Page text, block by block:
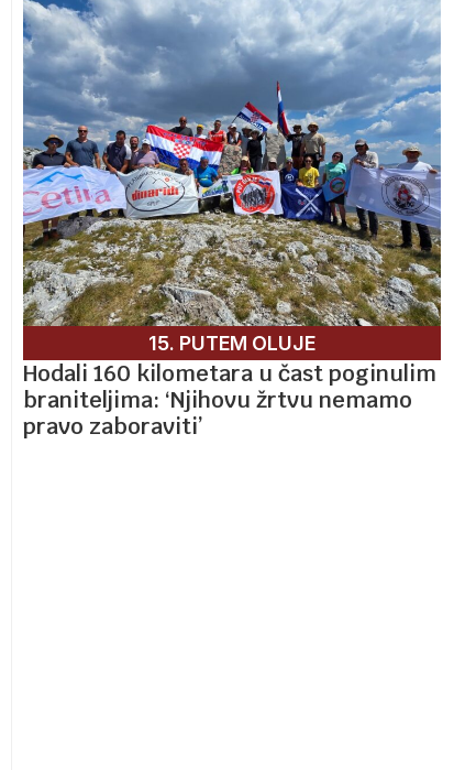
15. PUTEM OLUJE
Hodali 160 kilometara u čast poginulim
braniteljima: ‘Njihovu žrtvu nemamo
pravo zaboraviti’